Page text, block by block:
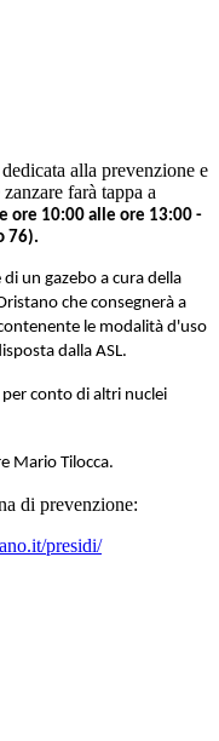
alla prevenzione e
farà tappa a
ore 10:00 alle ore 13:00 -
76).
un gazebo a cura della
che consegnerà a
le modalità d'uso
dalla ASL.
conto di altri nuclei
Mario Tilocca.
di prevenzione:
presidi/